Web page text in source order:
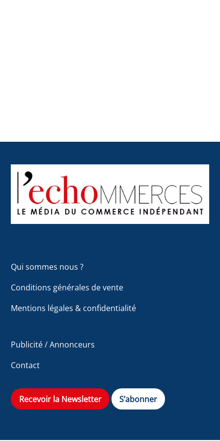
To
Top
Qui sommes nous ?
Conditions générales de vente
Mentions légales & confidentialité
Publicité / Annonceurs
Contact
Recevoir la Newsletter S’abonner